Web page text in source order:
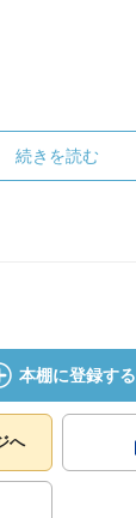
論文
続きを読む
本棚に登録する
へ